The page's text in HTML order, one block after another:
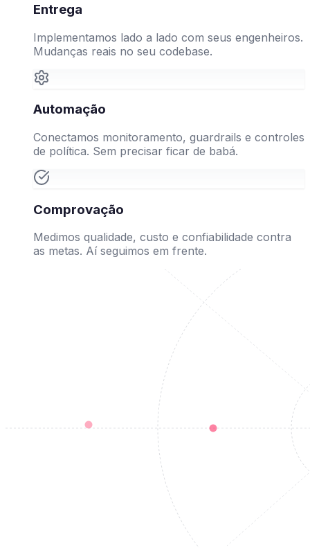
Entrega
Implementamos lado a lado com seus engenheiros.
Mudanças reais no seu codebase.
Automação
Conectamos monitoramento, guardrails e controles
de política. Sem precisar ficar de babá.
Comprovação
Medimos qualidade, custo e confiabilidade contra
as metas. Aí seguimos em frente.